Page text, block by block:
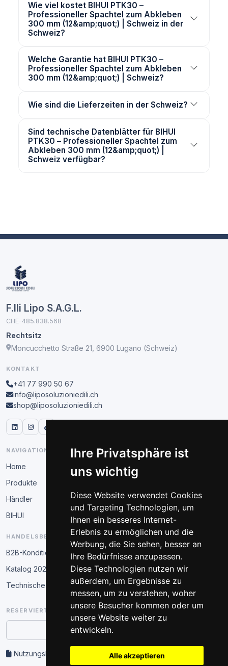
Ihre Privatsphäre ist
uns wichtig
Diese Website verwendet Cookies
und Targeting Technologien, um
Ihnen ein besseres Internet-
Erlebnis zu ermöglichen und die
Werbung, die Sie sehen, besser an
Ihre Bedürfnisse anzupassen.
Diese Technologien nutzen wir
außerdem, um Ergebnisse zu
messen, um zu verstehen, woher
unsere Besucher kommen oder um
unsere Website weiter zu
entwickeln.
Alle akzeptieren
Wie viel kostet BIHUI PTK30 –
Professioneller Spachtel zum Abkleben
300 mm (12&amp;quot;) | Schweiz in der
Schweiz?
Welche Garantie hat BIHUI PTK30 –
Professioneller Spachtel zum Abkleben
300 mm (12&amp;quot;) | Schweiz?
Wie sind die Lieferzeiten in der Schweiz?
Sind technische Datenblätter für BIHUI
PTK30 – Professioneller Spachtel zum
Abkleben 300 mm (12&amp;quot;) |
Schweiz verfügbar?
F.lli Lipo S.A.G.L.
CHE-485.838.568
Rechtsitz
Moncucchetto Straße 21, 6900 Lugano (Schweiz)
KONTAKT
+41 77 990 50 67
info@liposoluzioniedili.ch
shop@liposoluzioniedili.ch
NAVIGATION
Home
Produkte
Händler
BIHUI
HANDELSBEREICH
B2B-Konditionen
Katalog 2026
Technische Schulung
RESERVIERTER BEREICH
Partner-Zugang
Nutzungsbedingungen und Datenschutz